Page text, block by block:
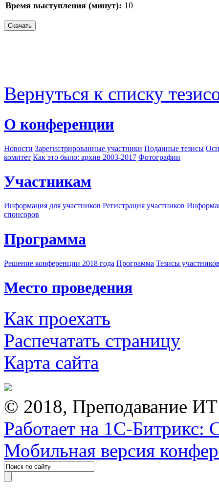
Время выступления (минут): 10
Вернуться к списку
О конференции
Новости Зарегистрированные участники Поданные тезисы
комитет Как это было: архив 2003-2017 Фотографии
Участникам
Информация для участников Регистрация участников
спонсоров
Программа
Решение конференции 2018 года Программа Тезисы
Место проведения
Как проехать
Распечатать страницу
Карта сайта
© 2018, Преподавание
Работает на 1С-Битрикс:
Мобильная версия